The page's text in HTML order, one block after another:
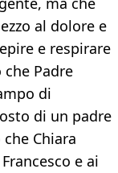
al dolore e
e respirare
Padre
di
di un padre
Chiara
e ai